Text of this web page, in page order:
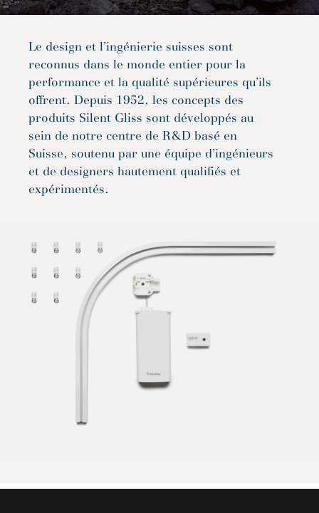
Le design et l’ingénierie suisses sont
reconnus dans le monde entier pour la
performance et la qualité supérieures qu’ils
offrent. Depuis 1952, les concepts des
produits Silent Gliss sont développés au
sein de notre centre de R&D basé en
Suisse, soutenu par une équipe d’ingénieurs
et de designers hautement qualifiés et
expérimentés.